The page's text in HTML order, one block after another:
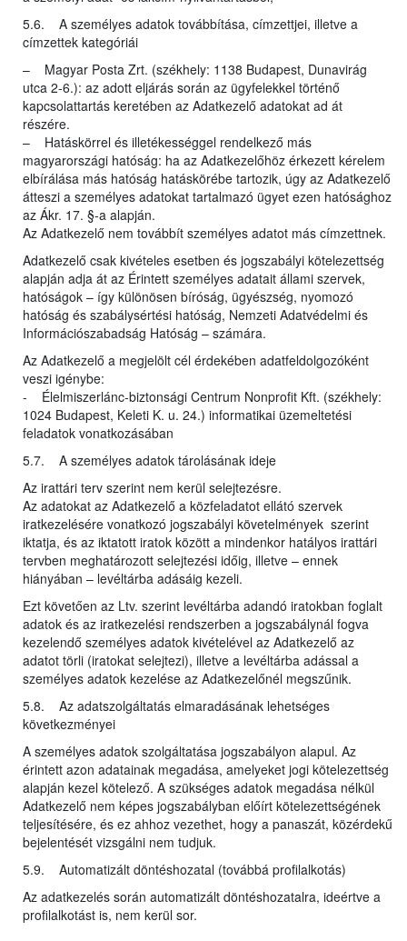
5.6. A személyes adatok továbbítása, címzettjei, illetve a
címzettek kategóriái
– Magyar Posta Zrt. (székhely: 1138 Budapest, Dunavirág
utca 2-6.): az adott eljárás során az ügyfelekkel történő
kapcsolattartás keretében az Adatkezelő adatokat ad át
részére.
– Hatáskörrel és illetékességgel rendelkező más
magyarországi hatóság: ha az Adatkezelőhöz érkezett kérelem
elbírálása más hatóság hatáskörébe tartozik, úgy az Adatkezelő
átteszi a személyes adatokat tartalmazó ügyet ezen hatósághoz
az Ákr. 17. §-a alapján.
Az Adatkezelő nem továbbít személyes adatot más címzettnek.
Adatkezelő csak kivételes esetben és jogszabályi kötelezettség
alapján adja át az Érintett személyes adatait állami szervek,
hatóságok – így különösen bíróság, ügyészség, nyomozó
hatóság és szabálysértési hatóság, Nemzeti Adatvédelmi és
Információszabadság Hatóság – számára.
Az Adatkezelő a megjelölt cél érdekében adatfeldolgozóként
veszi igénybe:
- Élelmiszerlánc-biztonsági Centrum Nonprofit Kft. (székhely:
1024 Budapest, Keleti K. u. 24.) informatikai üzemeltetési
feladatok vonatkozásában
5.7. A személyes adatok tárolásának ideje
Az irattári terv szerint nem kerül selejtezésre.
Az adatokat az Adatkezelő a közfeladatot ellátó szervek
iratkezelésére vonatkozó jogszabályi követelmények szerint
iktatja, és az iktatott iratok között a mindenkor hatályos irattári
tervben meghatározott selejtezési időig, illetve – ennek
hiányában – levéltárba adásáig kezeli.
Ezt követően az Ltv. szerint levéltárba adandó iratokban foglalt
adatok és az iratkezelési rendszerben a jogszabálynál fogva
kezelendő személyes adatok kivételével az Adatkezelő az
adatot törli (iratokat selejtezi), illetve a levéltárba adással a
személyes adatok kezelése az Adatkezelőnél megszűnik.
5.8. Az adatszolgáltatás elmaradásának lehetséges
következményei
A személyes adatok szolgáltatása jogszabályon alapul. Az
érintett azon adatainak megadása, amelyeket jogi kötelezettség
alapján kezel kötelező. A szükséges adatok megadása nélkül
Adatkezelő nem képes jogszabályban előírt kötelezettségének
teljesítésére, és ez ahhoz vezethet, hogy a panaszát, közérdekű
bejelentését vizsgálni nem tudjuk.
5.9. Automatizált döntéshozatal (továbbá profilalkotás)
Az adatkezelés során automatizált döntéshozatalra, ideértve a
profilalkotást is, nem kerül sor.